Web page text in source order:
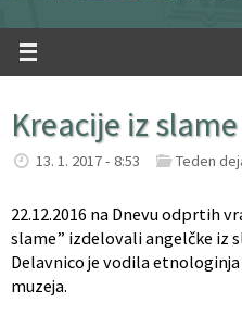
Kreacije iz slame
13. 1. 2017 - 8:53 Teden
22.12.2016 na Dnevu odprtih
slame” izdelovali angelčke iz
Delavnico je vodila
muzeja.